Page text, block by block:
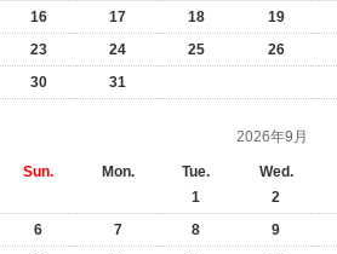
16
17 18 19
23
24 25 26
30
31
2026年9月
Sun. Mon. Tue. Wed.
1
2
6
7 8 9